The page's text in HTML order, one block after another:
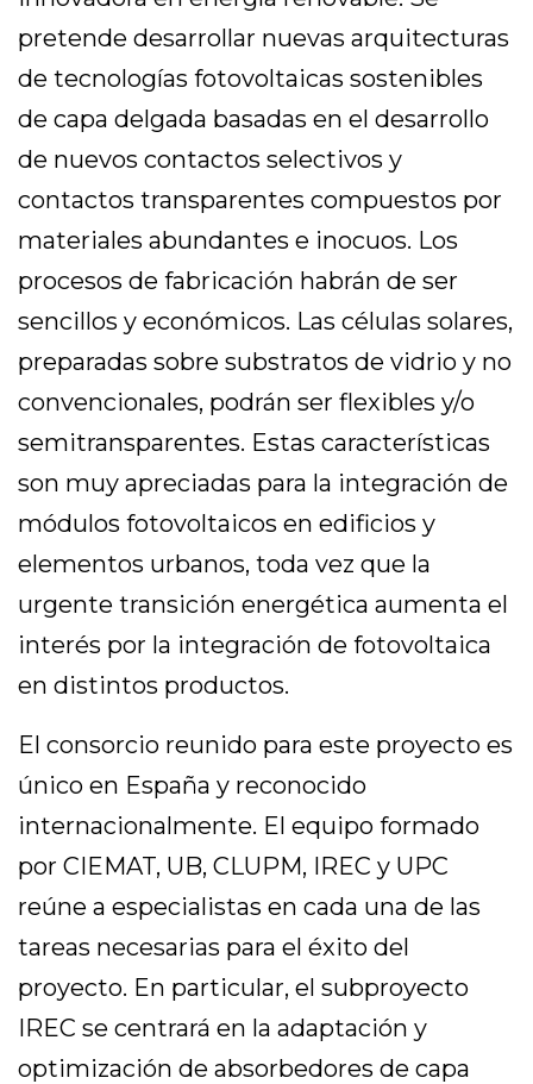
pretende desarrollar nuevas arquitecturas
de tecnologías fotovoltaicas sostenibles
de capa delgada basadas en el desarrollo
de nuevos contactos selectivos y
contactos transparentes compuestos por
materiales abundantes e inocuos. Los
procesos de fabricación habrán de ser
sencillos y económicos. Las células solares,
preparadas sobre substratos de vidrio y no
convencionales, podrán ser flexibles y/o
semitransparentes. Estas características
son muy apreciadas para la integración de
módulos fotovoltaicos en edificios y
elementos urbanos, toda vez que la
urgente transición energética aumenta el
interés por la integración de fotovoltaica
en distintos productos.
El consorcio reunido para este proyecto es
único en España y reconocido
internacionalmente. El equipo formado
por CIEMAT, UB, CLUPM, IREC y UPC
reúne a especialistas en cada una de las
tareas necesarias para el éxito del
proyecto. En particular, el subproyecto
IREC se centrará en la adaptación y
optimización de absorbedores de capa